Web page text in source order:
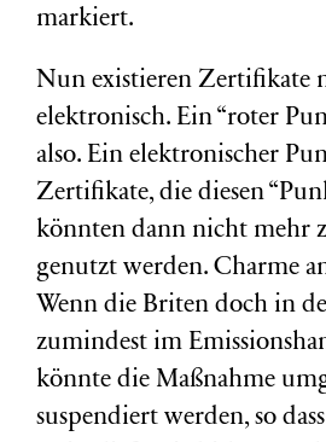
markiert.
Nun existieren Zertifikate
elektronisch. Ein “roter
also. Ein elektronischer
Zertifikate, die diesen
könnten dann nicht mehr
genutzt werden. Charme
Wenn die Briten doch in
zumindest im
könnte die Maßnahme
suspendiert werden, so